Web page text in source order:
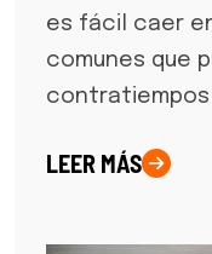
es fácil caer
comunes que
contratiempos
LEER MÁS